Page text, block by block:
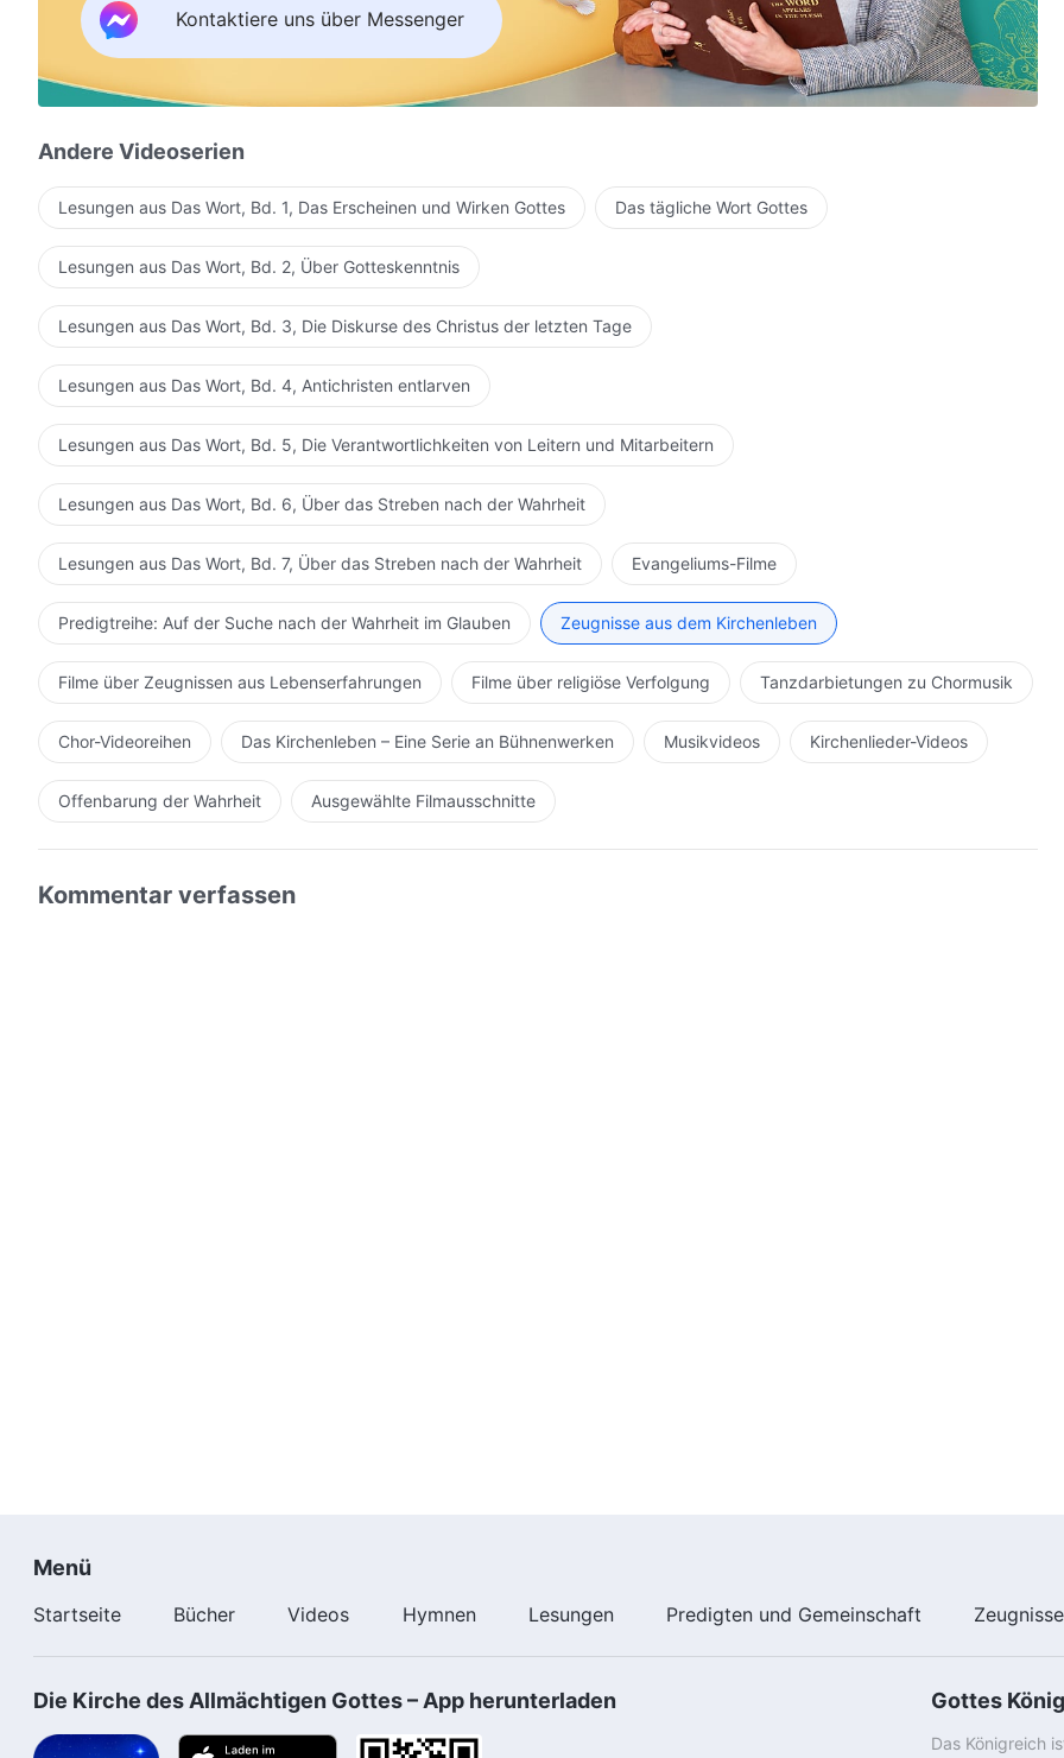
Kontaktiere uns über Messenger
Andere Videoserien
Lesungen aus Das Wort, Bd. 1, Das Erscheinen und Wirken Gottes Das tägliche Wort Gottes
Lesungen aus Das Wort, Bd. 2, Über Gotteskenntnis
Lesungen aus Das Wort, Bd. 3, Die Diskurse des Christus der letzten Tage
Lesungen aus Das Wort, Bd. 4, Antichristen entlarven
Lesungen aus Das Wort, Bd. 5, Die Verantwortlichkeiten von Leitern und Mitarbeitern
Lesungen aus Das Wort, Bd. 6, Über das Streben nach der Wahrheit
Lesungen aus Das Wort, Bd. 7, Über das Streben nach der Wahrheit Evangeliums-Filme
Predigtreihe: Auf der Suche nach der Wahrheit im Glauben Zeugnisse aus dem Kirchenleben
Filme über Zeugnissen aus Lebenserfahrungen Filme über religiöse Verfolgung Tanzdarbietungen zu Chormusik
Chor-Videoreihen Das Kirchenleben – Eine Serie an Bühnenwerken Musikvideos Kirchenlieder-Videos
Offenbarung der Wahrheit Ausgewählte Filmausschnitte
Kommentar verfassen
Menü
Startseite Bücher Videos Hymnen Lesungen Predigten und Gemeinschaft Zeugnisse
Die Kirche des Allmächtigen Gottes – App herunterladen Gottes
Das Königreich